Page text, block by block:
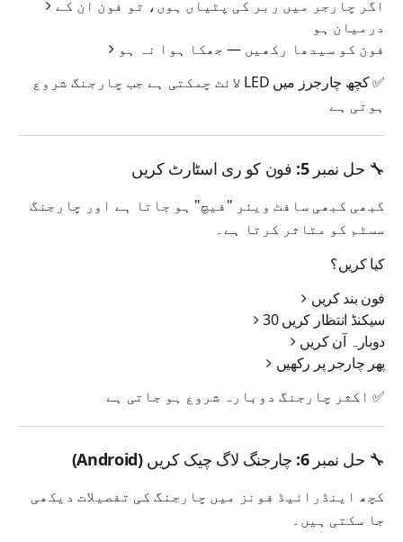
اگر چارجر میں ربر کی پٹیاں ہوں، تو فون ان کے
درمیان ہو
فون کو سیدھا رکھیں — جھکا ہوا نہ ہو
✅ کچھ چارجرز میں LED لائٹ چمکتی ہے جب چارجنگ شروع
ہوتی ہے
🔧 حل نمبر 5: فون کو ری اسٹارٹ کریں
کبھی کبھی سافٹ ویئر "فیچ" ہو جاتا ہے اور چارجنگ
سسٹم کو متاثر کرتا ہے۔
کیا کریں؟
فون بند کریں
30 سیکنڈ انتظار کریں
دوبارہ آن کریں
پھر چارجر پر رکھیں
✅ اکثر چارجنگ دوبارہ شروع ہو جاتی ہے
🔧 حل نمبر 6: چارجنگ لاگ چیک کریں (Android)
کچھ اینڈرائیڈ فونز میں چارجنگ کی تفصیلات دیکھی
جا سکتی ہیں۔